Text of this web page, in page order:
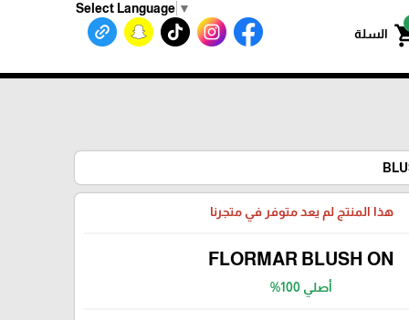
Select Language ▼
السلة
هذا المنتج لم يعد متوفر في متجرنا
FLORMAR BLUSH ON
أصلي 100%